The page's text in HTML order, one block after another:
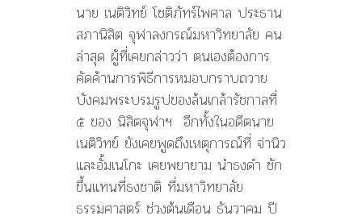
นาย เนติวิทย์ โชติภัทร์ไพศาล ประธาน
สภานิสิต จุฬาลงกรณ์มหาวิทยาลัย คน
ล่าสุด ผู้ที่เคยกล่าวว่า ตนเองต้องการ
คัดค้านการพิธีการหมอบกราบถวาย
บังคมพระบรมรูปของล้นเกล้ารัชกาลที่
๕ ของ นิสิตจุฬาฯ อีกทั้งในอดีตนาย
เนติวิทย์ ยังเคยพูดถึงเหตุการณ์ที่ จ่านิว
และอั้มเนโกะ เคยพยายาม นำธงดำ ชัก
ขึ้นแทนที่ธงชาติ ที่มหาวิทยาลัย
ธรรมศาสตร์ ช่วงต้นเดือน ธันวาคม ปี